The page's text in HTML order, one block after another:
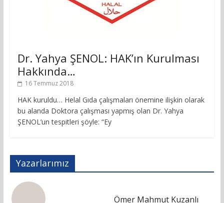
Dr. Yahya ŞENOL: HAK’ın Kurulması
Hakkında…
16 Temmuz 2018
HAK kuruldu… Helal Gıda çalışmaları önemine ilişkin olarak
bu alanda Doktora çalışması yapmış olan Dr. Yahya
ŞENOL’un tespitleri şöyle: “Ey
Yazarlarımız
Ömer Mahmut Kuzanlı